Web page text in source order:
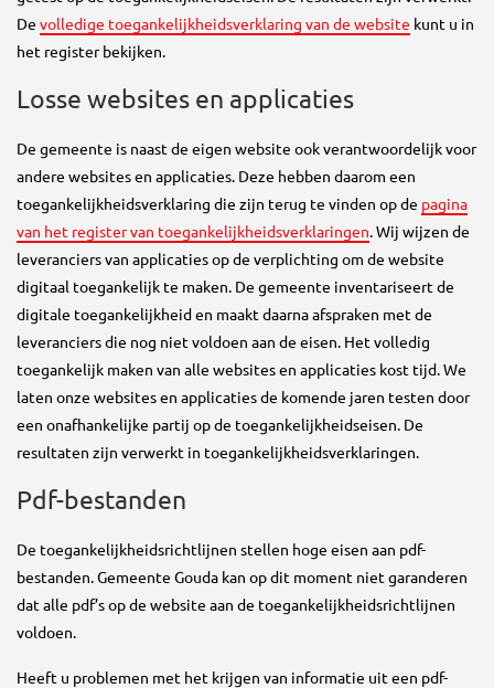
De volledige toegankelijkheidsverklaring van de website kunt u in
het register bekijken.
Losse websites en applicaties
De gemeente is naast de eigen website ook verantwoordelijk voor
andere websites en applicaties. Deze hebben daarom een
toegankelijkheidsverklaring die zijn terug te vinden op de pagina
van het register van toegankelijkheidsverklaringen. Wij wijzen de
leveranciers van applicaties op de verplichting om de website
digitaal toegankelijk te maken. De gemeente inventariseert de
digitale toegankelijkheid en maakt daarna afspraken met de
leveranciers die nog niet voldoen aan de eisen. Het volledig
toegankelijk maken van alle websites en applicaties kost tijd. We
laten onze websites en applicaties de komende jaren testen door
een onafhankelijke partij op de toegankelijkheidseisen. De
resultaten zijn verwerkt in toegankelijkheidsverklaringen.
Pdf-bestanden
De toegankelijkheidsrichtlijnen stellen hoge eisen aan pdf-
bestanden. Gemeente Gouda kan op dit moment niet garanderen
dat alle pdf’s op de website aan de toegankelijkheidsrichtlijnen
voldoen.
Heeft u problemen met het krijgen van informatie uit een pdf-